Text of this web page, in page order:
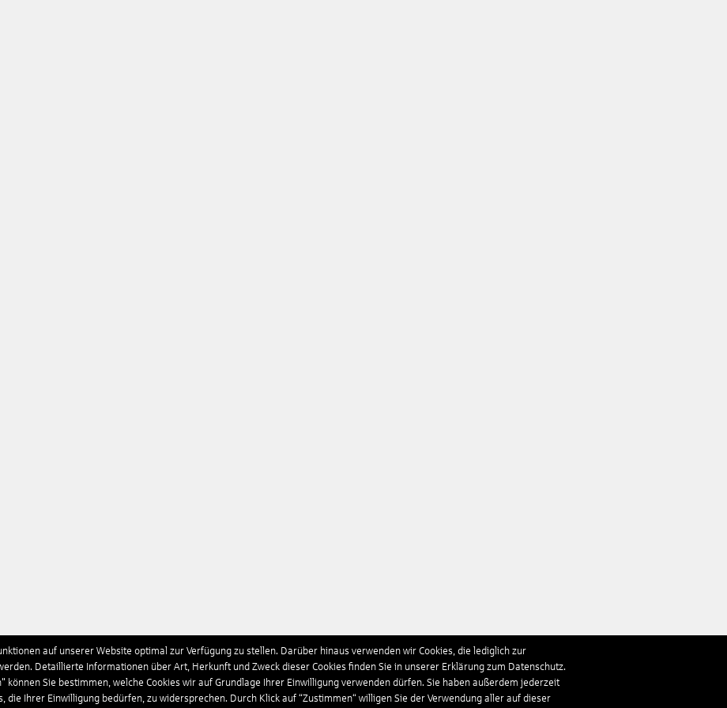
auf unserer Website optimal zur Verfügung zu stellen. Darüber hinaus verwenden wir Cookies, die lediglich zur
Detaillierte Informationen über Art, Herkunft und Zweck dieser Cookies finden Sie in unserer Erklärung zum Datenschutz.
können Sie bestimmen, welche Cookies wir auf Grundlage Ihrer Einwilligung verwenden dürfen. Sie haben außerdem jederzeit
die Ihrer Einwilligung bedürfen, zu widersprechen. Durch Klick auf “Zustimmen“ willigen Sie der Verwendung aller auf dieser